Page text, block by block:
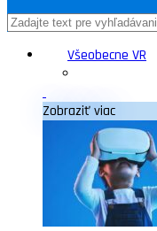
Všeobecne VR
Zobraziť viac